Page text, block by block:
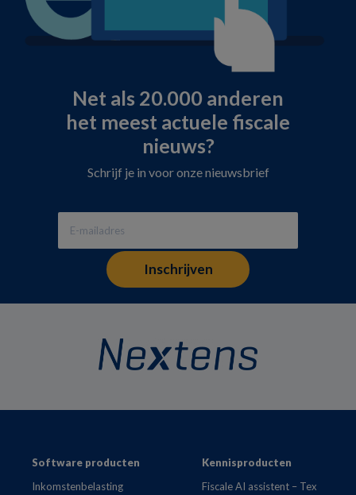
Net als 20.000 anderen
het meest actuele fiscale
nieuws?
Schrijf je in voor onze nieuwsbrief
FooterSoftware producten
Inkomstenbelasting
Kennisproducten
Fiscale AI assistent – Tex